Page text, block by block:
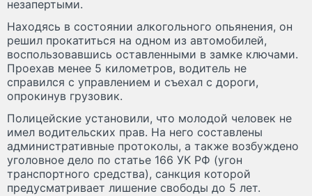
незапертыми.
Находясь в состоянии алкогольного опьянения, он
решил прокатиться на одном из автомобилей,
воспользовавшись оставленными в замке ключами.
Проехав менее 5 километров, водитель не
справился с управлением и съехал с дороги,
опрокинув грузовик.
Полицейские установили, что молодой человек не
имел водительских прав. На него составлены
административные протоколы, а также возбуждено
уголовное дело по статье 166 УК РФ (угон
транспортного средства), санкция которой
предусматривает лишение свободы до 5 лет.